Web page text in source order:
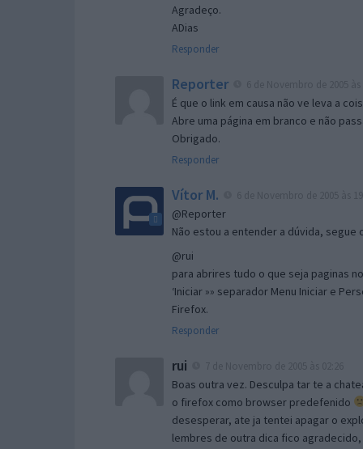
Agradeço.
ADias
Responder
Reporter
É que o link em causa não ve leva a
Abre uma página em branco e não
Obrigado.
Responder
Vítor M.
@Reporter
Não estou a entender a dúvida,
@rui
para abrires tudo o que seja paginas
‘Iniciar »» separador Menu Iniciar e
Firefox.
Responder
rui
Boas outra vez. Desculpa tar te a
o firefox como browser predefenido
desesperar, ate ja tentei apagar o
lembres de outra dica fico